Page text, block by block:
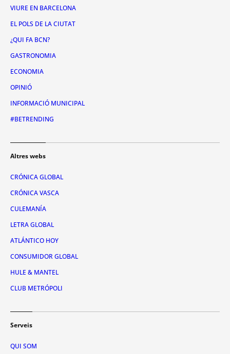
VIURE EN BARCELONA
EL POLS DE LA CIUTAT
¿QUI FA BCN?
GASTRONOMIA
ECONOMIA
OPINIÓ
INFORMACIÓ MUNICIPAL
#BETRENDING
Altres webs
CRÓNICA GLOBAL
CRÓNICA VASCA
CULEMANÍA
LETRA GLOBAL
ATLÁNTICO HOY
CONSUMIDOR GLOBAL
HULE & MANTEL
CLUB METRÓPOLI
Serveis
QUI SOM